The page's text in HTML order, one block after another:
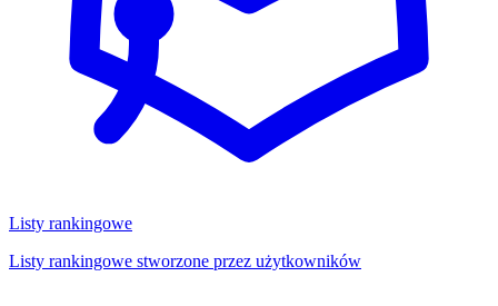
Listy rankingowe
Listy rankingowe stworzone przez użytkowników